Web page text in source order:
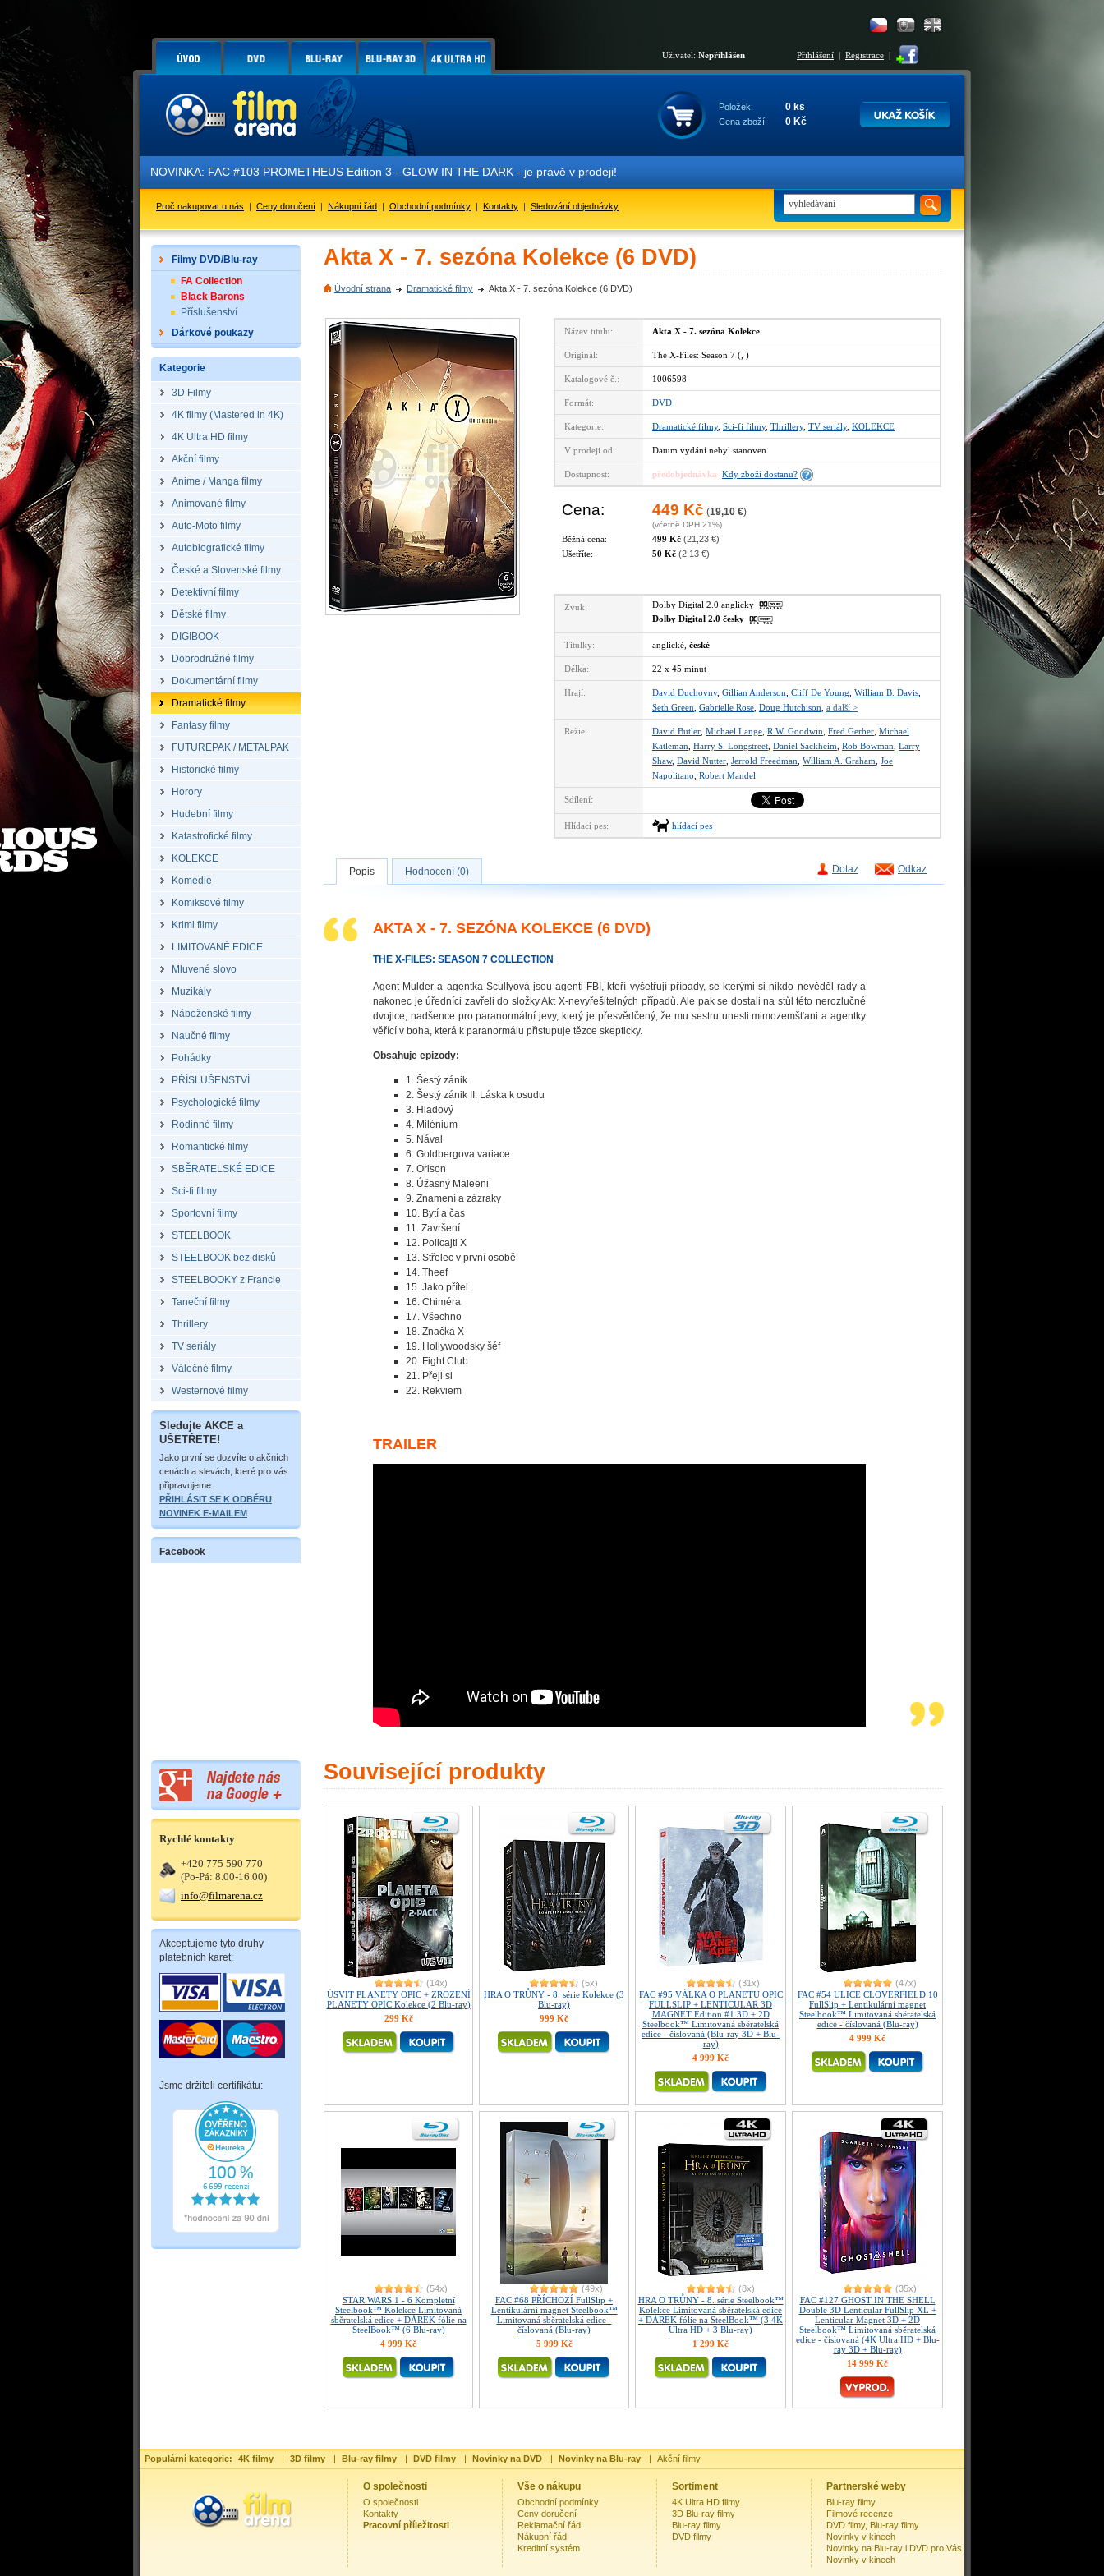
Uživatel: Nepřihlášen Přihlášení | Registrace |
Položek: 0 ks
Cena zboží: 0 Kč
NOVINKA: FAC #103 PROMETHEUS Edition 3 - GLOW IN THE DARK - je právě v prodeji!
Proč nakupovat u nás | Ceny doručení | Nákupní řád | Obchodní podmínky | Kontakty | Sledování objednávky
Filmy DVD/Blu-ray
FA Collection
Black Barons
Příslušenství
Dárkové poukazy
Kategorie
3D Filmy
4K filmy (Mastered in 4K)
4K Ultra HD filmy
Akční filmy
Anime / Manga filmy
Animované filmy
Auto-Moto filmy
Autobiografické filmy
České a Slovenské filmy
Detektivní filmy
Dětské filmy
DIGIBOOK
Dobrodružné filmy
Dokumentární filmy
Dramatické filmy
Fantasy filmy
FUTUREPAK / METALPAK
Historické filmy
Horory
Hudební filmy
Katastrofické filmy
KOLEKCE
Komedie
Komiksové filmy
Krimi filmy
LIMITOVANÉ EDICE
Mluvené slovo
Muzikály
Náboženské filmy
Naučné filmy
Pohádky
PŘÍSLUŠENSTVÍ
Psychologické filmy
Rodinné filmy
Romantické filmy
SBĚRATELSKÉ EDICE
Sci-fi filmy
Sportovní filmy
STEELBOOK
STEELBOOK bez disků
STEELBOOKY z Francie
Taneční filmy
Thrillery
TV seriály
Válečné filmy
Westernové filmy
Sledujte AKCE a
UŠETŘETE!
Jako první se dozvíte o akčních
cenách a slevách, které pro vás
připravujeme.
PŘIHLÁSIT SE K ODBĚRU
NOVINEK E-MAILEM
Facebook
Rychlé kontakty
+420 775 590 770
(Po-Pá: 8.00-16.00)
info@filmarena.cz
Akceptujeme tyto druhy
platebních karet:
Jsme držiteli certifikátu:
Akta X - 7. sezóna Kolekce (6 DVD)
Úvodní strana Dramatické filmy Akta X - 7. sezóna Kolekce (6 DVD)
Název titulu: Akta X - 7. sezóna Kolekce
Originál: The X-Files: Season 7 (, )
Katalogové č.: 1006598
Formát: DVD
Kategorie: Dramatické filmy, Sci-fi filmy, Thrillery, TV seriály, KOLEKCE
V prodeji od: Datum vydání nebyl stanoven.
Dostupnost: předobjednávka Kdy zboží dostanu?
Cena: 449 Kč (19,10 €)
(včetně DPH 21%)
Běžná cena: 499 Kč (21,23 €)
Ušetříte:
50 Kč (2,13 €)
Zvuk:
Dolby Digital 2.0 anglicky
Dolby Digital 2.0 česky
Titulky: anglické, české
Délka: 22 x 45 minut
Hrají: David Duchovny, Gillian Anderson Cliff De Young William B. Davis
Seth Green Gabrielle Rose Doug Hutchison a další >
Režie: David Butler Michael Lange R.W. Goodwin Fred Gerber Michael
Katleman Harry S. Longstreet Daniel Sackheim Rob Bowman Larry
Shaw, David Nutter Jerrold Freedman William A. Graham Joe
Napolitano Robert Mandel
Sdílení:
Hlídací pes: hlídací pes
Dotaz Odkaz
Popis Hodnocení (0)
AKTA X - 7. SEZÓNA KOLEKCE (6 DVD)
THE X-FILES: SEASON 7 COLLECTION
Agent Mulder a agentka Scullyová jsou agenti FBI, kteří vyšetřují případy, se kterými si nikdo nevěděl rady a
nakonec je úředníci zavřeli do složky Akt X-nevyřešitelných případů. Ale pak se dostali na stůl této nerozlučné
dvojice, nadšence pro paranormální jevy, který je přesvědčený, že mu sestru unesli mimozemšťani a agentky
věřící v boha, která k paranormálu přistupuje tězce skepticky.
Obsahuje epizody:
1. Šestý zánik
2. Šestý zánik II: Láska k osudu
3. Hladový
4. Milénium
5. Nával
6. Goldbergova variace
7. Orison
8. Úžasný Maleeni
9. Znamení a zázraky
10. Bytí a čas
11. Završení
12. Policajti X
13. Střelec v první osobě
14. Theef
15. Jako přítel
16. Chiméra
17. Všechno
18. Značka X
19. Hollywoodsky šéf
20. Fight Club
21. Přeji si
22. Rekviem
TRAILER
Související produkty
(14x)
ÚSVIT PLANETY OPIC + ZROZENÍ
PLANETY OPIC Kolekce (2 Blu-ray)
299 Kč
(5x)
HRA O TRŮNY - 8. série Kolekce (3
Blu-ray)
999 Kč
(31x)
FAC #95 VÁLKA O PLANETU OPIC
FULLSLIP + LENTICULAR 3D
MAGNET Edition #1 3D + 2D
Steelbook™ Limitovaná sběratelská
edice - číslovaná (Blu-ray 3D + Blu-
ray)
4 999 Kč
(47x)
FAC #54 ULICE CLOVERFIELD 10
FullSlip + Lentikulární magnet
Steelbook™ Limitovaná sběratelská
edice - číslovaná (Blu-ray)
4 999 Kč
(54x)
STAR WARS 1 - 6 Kompletní
Steelbook™ Kolekce Limitovaná
sběratelská edice + DÁREK fólie na
SteelBook™ (6 Blu-ray)
4 999 Kč
(49x)
FAC #68 PŘÍCHOZÍ FullSlip +
Lentikulární magnet Steelbook™
Limitovaná sběratelská edice -
číslovaná (Blu-ray)
5 999 Kč
(8x)
HRA O TRŮNY - 8. série Steelbook™
Kolekce Limitovaná sběratelská edice
+ DÁREK fólie na SteelBook™ (3 4K
Ultra HD + 3 Blu-ray)
1 299 Kč
(35x)
FAC #127 GHOST IN THE SHELL
Double 3D Lenticular FullSlip XL +
Lenticular Magnet 3D + 2D
Steelbook™ Limitovaná sběratelská
edice - číslovaná (4K Ultra HD + Blu-
ray 3D + Blu-ray)
14 999 Kč
Populární kategorie: 4K filmy | 3D filmy | Blu-ray filmy | DVD filmy | Novinky na DVD | Novinky na Blu-ray | Akční filmy
O společnosti
O společnosti
Kontakty
Pracovní příležitosti
Vše o nákupu
Obchodní podmínky
Ceny doručení
Reklamační řád
Nákupní řád
Kreditní systém
Sortiment
4K Ultra HD filmy
3D Blu-ray filmy
Blu-ray filmy
DVD filmy
Partnerské weby
Blu-ray filmy
Filmové recenze
DVD filmy, Blu-ray filmy
Novinky v kinech
Novinky na Blu-ray i DVD pro Vás
Novinky v kinech